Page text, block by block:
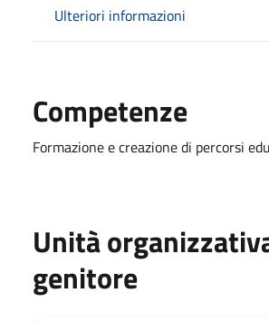
Ulteriori informazioni
Competenze
Formazione e creazione di percorsi
Unità
genitore